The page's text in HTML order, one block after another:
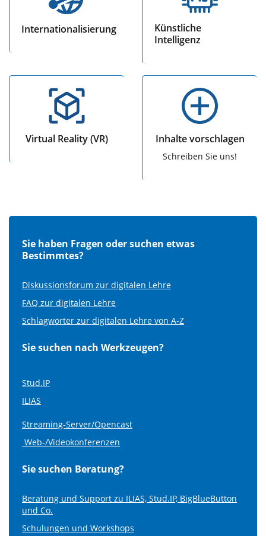
Internationalisierung
Künstliche
Intelligenz
Virtual Reality (VR) Inhalte vorschlagen
Schreiben Sie uns!
Sie haben Fragen oder suchen etwas
Bestimmtes?
Diskussionsforum zur digitalen Lehre
FAQ zur digitalen Lehre
Schlagwörter zur digitalen Lehre von A-Z
Sie suchen nach Werkzeugen?
Stud.IP
ILIAS
Streaming-Server/Opencast
Web-/Videokonferenzen
Sie suchen Beratung?
Beratung und Support zu ILIAS, Stud.IP, BigBlueButton
und Co.
Schulungen und Workshops